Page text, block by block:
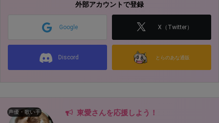
外部アカウントで登録
Google X（Twitter）
Discord とらのあな通販
声優・歌い手 東愛さんを応援しよう！